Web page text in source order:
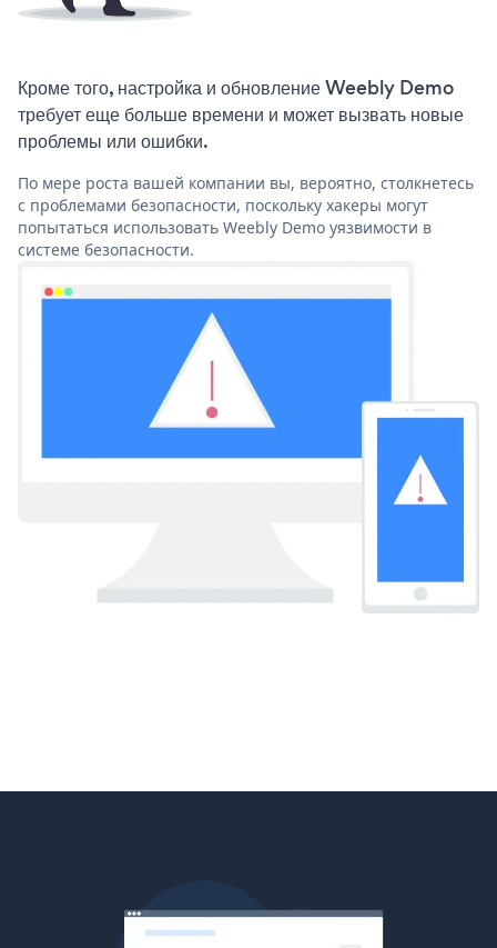
Кроме того, настройка и обновление Weebly Demo
требует еще больше времени и может вызвать новые
проблемы или ошибки.
По мере роста вашей компании вы, вероятно, столкнетесь
с проблемами безопасности, поскольку хакеры могут
попытаться использовать Weebly Demo уязвимости в
системе безопасности.